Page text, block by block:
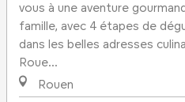
vous à une aventure
famille, avec 4 étapes de
dans les belles adresses
Roue...
Rouen